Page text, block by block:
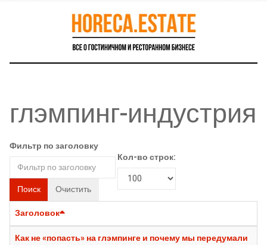
глэмпинг-индустрия
Фильтр по заголовку
Поиск Очистить
Кол-во строк:
Заголовок
Как не «попасть» на глэмпинге и почему мы передумали